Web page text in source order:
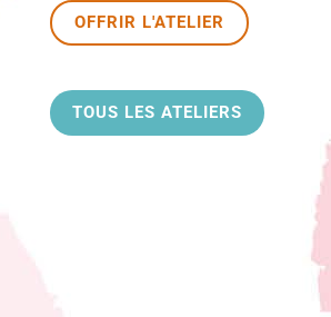
OFFRIR L'ATELIER
TOUS LES ATELIERS